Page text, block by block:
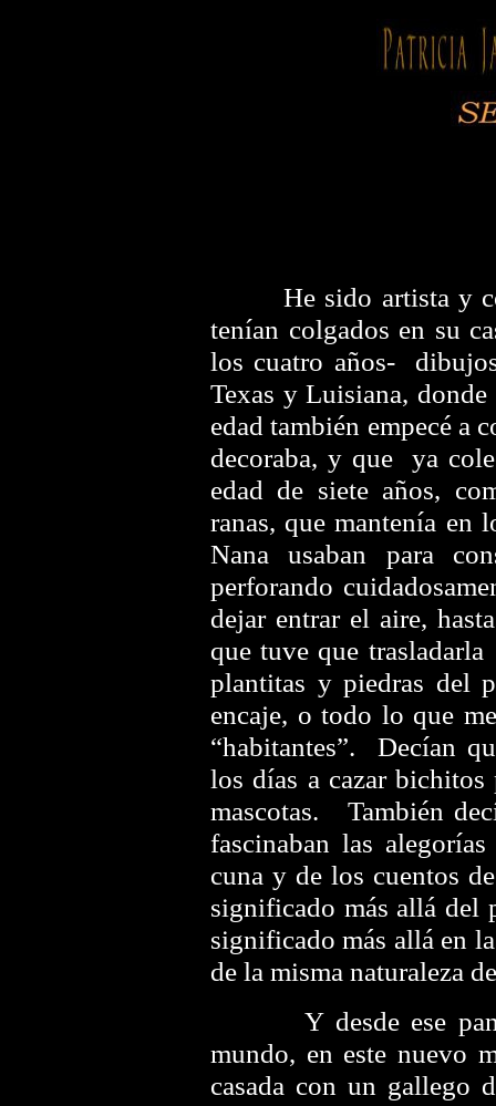
He sido artista y
tenían colgados en su
los cuatro años-
Texas y Luisiana,
edad también empecé a
decoraba, y que ya
edad de siete años,
ranas, que mantenía en
Nana usaban para
perforando
dejar entrar el aire,
que tuve que
plantitas y piedras del
encaje, o todo lo que
“habitantes”.
Decían
los días a cazar bichitos
mascotas. También
fascinaban las
cuna y de los cuentos
significado más allá del
significado más allá en
de la misma naturaleza
Y desde ese
mundo, en este nuevo
casada con un gallego